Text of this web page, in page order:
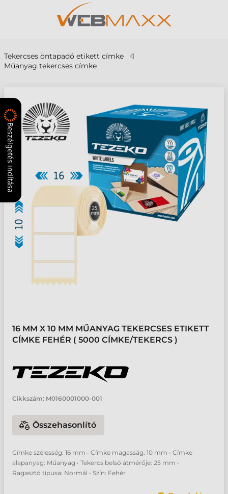
Tekercses öntapadó etikett címke
Műanyag tekercses címke
16 MM X 10 MM MŰANYAG TEKERCSES ETIKETT
CÍMKE FEHÉR ( 5000 CÍMKE/TEKERCS )
Cikkszám: M0160001000-001
Összehasonlító
Címke szélesség: 16 mm • Címke magasság: 10 mm • Címke
alapanyag: Műanyag • Tekercs belső átmérője: 25 mm •
Ragasztó típusa: Normál • Szín: Fehér
Beszélgetés indítása